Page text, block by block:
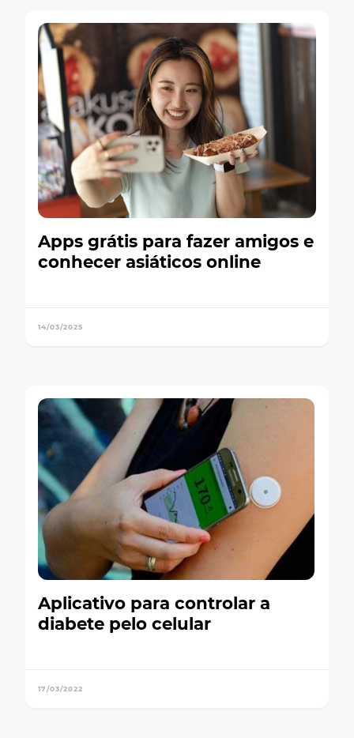
Apps grátis para fazer amigos e
conhecer asiáticos online
14/03/2025
Aplicativo para controlar a
diabete pelo celular
17/03/2022